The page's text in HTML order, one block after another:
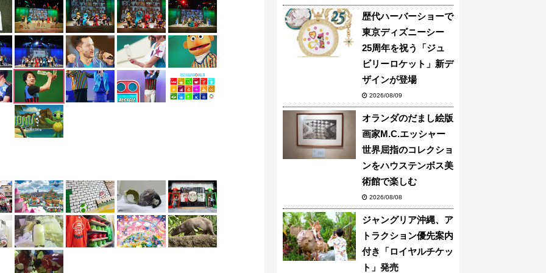
歴代ハーバーショーで
東京ディズニーシー
25周年を祝う「ジュ
ビリーロケット」新デ
ザインが登場
2026/08/09
オランダのだまし絵版
画家M.C.エッシャー
世界屈指のコレクショ
ンをハウステンボス美
術館で楽しむ
2026/08/08
ジャングリア沖縄、ア
トラクション優先案内
付き「ロイヤルチケッ
ト」発売